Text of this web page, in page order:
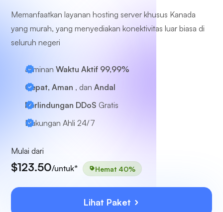
Memanfaatkan layanan hosting server khusus Kanada
yang murah, yang menyediakan konektivitas luar biasa di
seluruh negeri
Jaminan Waktu Aktif 99,99%
Cepat, Aman , dan Andal
Perlindungan DDoS Gratis
Dukungan Ahli 24/7
Mulai dari
$123.50/untuk* Hemat 40%
Lihat Paket